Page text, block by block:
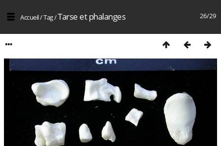
26/29
Accueil/Tag/Tarse et phalanges